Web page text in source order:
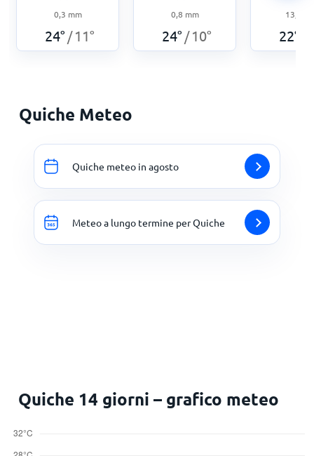
0,3 mm
24° / 11°
0,8 mm
24° / 10°
13,3
22°
Quiche Meteo
Quiche meteo in agosto
Meteo a lungo termine per Quiche
Quiche 14 giorni – grafico meteo